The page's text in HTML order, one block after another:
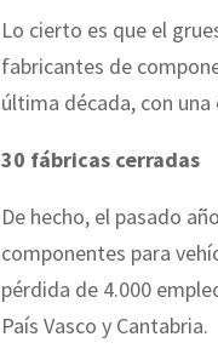
Lo cierto es que el
fabricantes de
última década, con
30 fábricas cerradas
De hecho, el pasado
componentes para
pérdida de 4.000
País Vasco y Cantabria.